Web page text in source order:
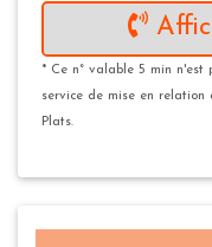
* Ce n° valable 5 min n'est
service de mise en relation
Plats.